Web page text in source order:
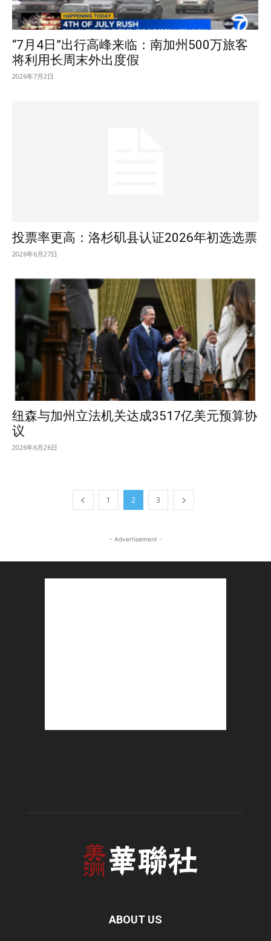
“7月4日”出行高峰来临：南加州500万旅客
将利用长周末外出度假
2026年7月2日
投票率更高：洛杉矶县认证2026年初选选票
2026年6月27日
纽森与加州立法机关达成3517亿美元预算协
议
2026年6月26日
1 2 3
- Advertisement -
ABOUT US